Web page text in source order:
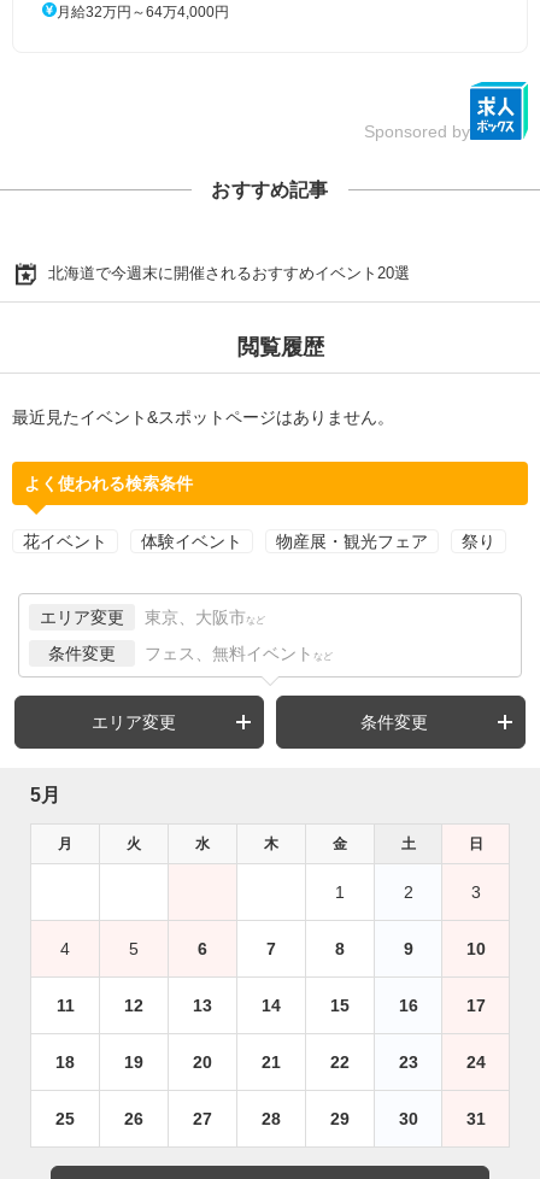
月給32万円～64万4,000円
Sponsored by
おすすめ記事
北海道で今週末に開催されるおすすめイベント20選
閲覧履歴
最近見たイベント&スポットページはありません。
よく使われる検索条件
花イベント 体験イベント 物産展・観光フェア 祭り
エリア変更 東京、大阪市 など
条件変更 フェス、無料イベント など
エリア変更 条件変更
5月
月 火 水 木 金 土 日
1 2 3
4 5 6 7 8 9 10
11 12 13 14 15 16 17
18 19 20 21 22 23 24
25 26 27 28 29 30 31